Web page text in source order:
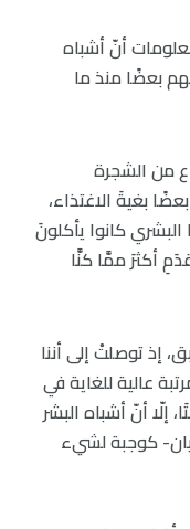
أنّ أشباه
بعضًا منذ ما
من الشجرة
بغيةَ الاغتذاء،
كانوا يأكلونَ
أكثرَ ممَّا كنَّا
إذ توصلتْ إلى أننا
عالية للغاية في
إلّا أنّ أشباه البشر
كوجبة لشيء